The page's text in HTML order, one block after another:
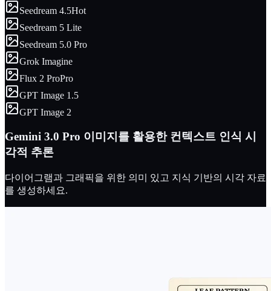
Seedream 4.5Hot
Seedream 5 Lite
Seedream 5.0 Pro
Grok Imagine
Flux 2 ProPro
GPT Image 1.5
GPT Image 2
Gemini 3.0 Pro 이미지를 활용한 컨텍스트 인식 시
각적 추론
다이어그램과 그래픽을 위한 의미 있고 지식 기반의 시각 자료
를 생성하세요.